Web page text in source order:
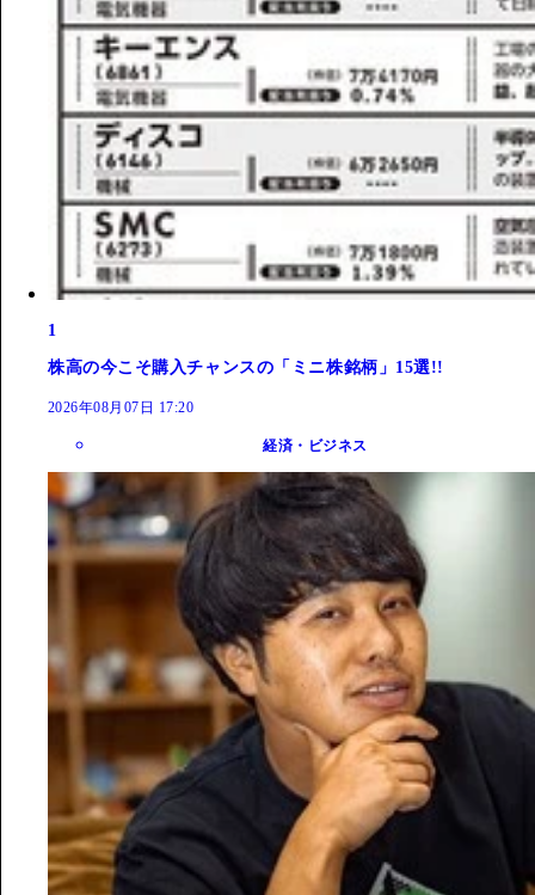
1
株高の今こそ購入チャンスの「ミニ株銘柄」15選!!
2026年08月07日 17:20
経済・ビジネス